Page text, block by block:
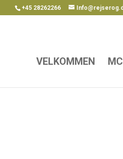
+45 28262266
VELKOMMEN